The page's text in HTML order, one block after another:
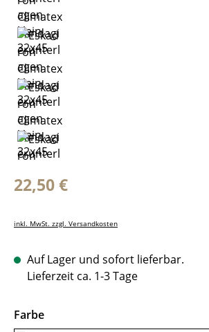
Regulärer Preis:
22,50 €
inkl. MwSt. zzgl. Versandkosten
Auf Lager und sofort lieferbar.
Lieferzeit ca. 1-3 Tage
Farbeauswählen